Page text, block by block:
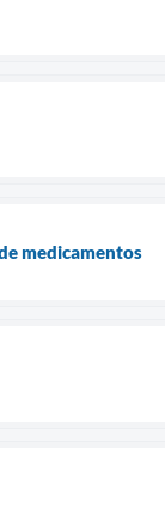
medicamentos